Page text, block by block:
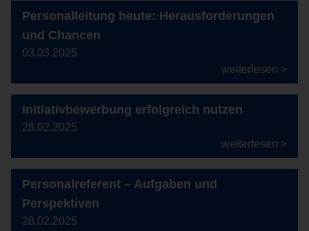
Personalleitung heute: Herausforderungen
und Chancen
03.03.2025
weiterlesen >
Initiativbewerbung erfolgreich nutzen
28.02.2025
weiterlesen >
Personalreferent – Aufgaben und
Perspektiven
28.02.2025